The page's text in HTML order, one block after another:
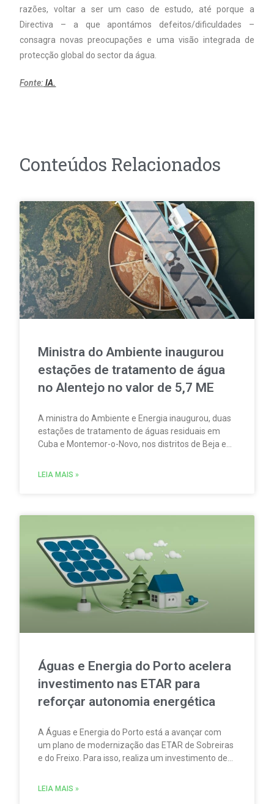
razões, voltar a ser um caso de estudo, até porque a
Directiva – a que apontámos defeitos/dificuldades –
consagra novas preocupações e uma visão integrada de
protecção global do sector da água.
Fonte: IA.
Conteúdos Relacionados
Ministra do Ambiente inaugurou
estações de tratamento de água
no Alentejo no valor de 5,7 ME
A ministra do Ambiente e Energia inaugurou, duas
estações de tratamento de águas residuais em
Cuba e Montemor-o-Novo, nos distritos de Beja e
de cerca de 5,7 milhões de euros.
LEIA MAIS »
Águas e Energia do Porto acelera
investimento nas ETAR para
reforçar autonomia energética
A Águas e Energia do Porto está a avançar com
um plano de modernização das ETAR de Sobreiras
e do Freixo. Para isso, realiza um investimento de
eficiência operacional, aumentar a produção de
LEIA MAIS »